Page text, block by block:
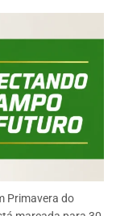
Primavera do